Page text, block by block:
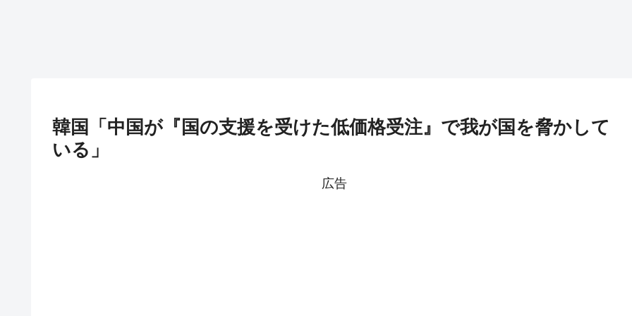
韓国「中国が『国の支援を受けた低価格受注』で我が国を脅かして
いる」
広告